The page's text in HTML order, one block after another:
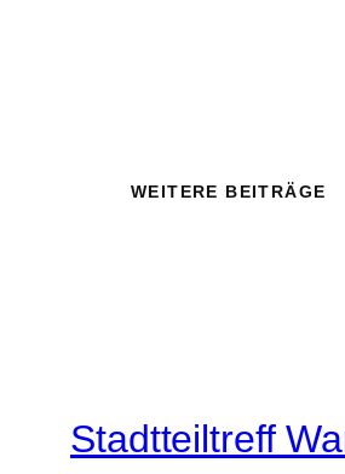
WEITERE BEITRÄGE
Stadtteiltreff